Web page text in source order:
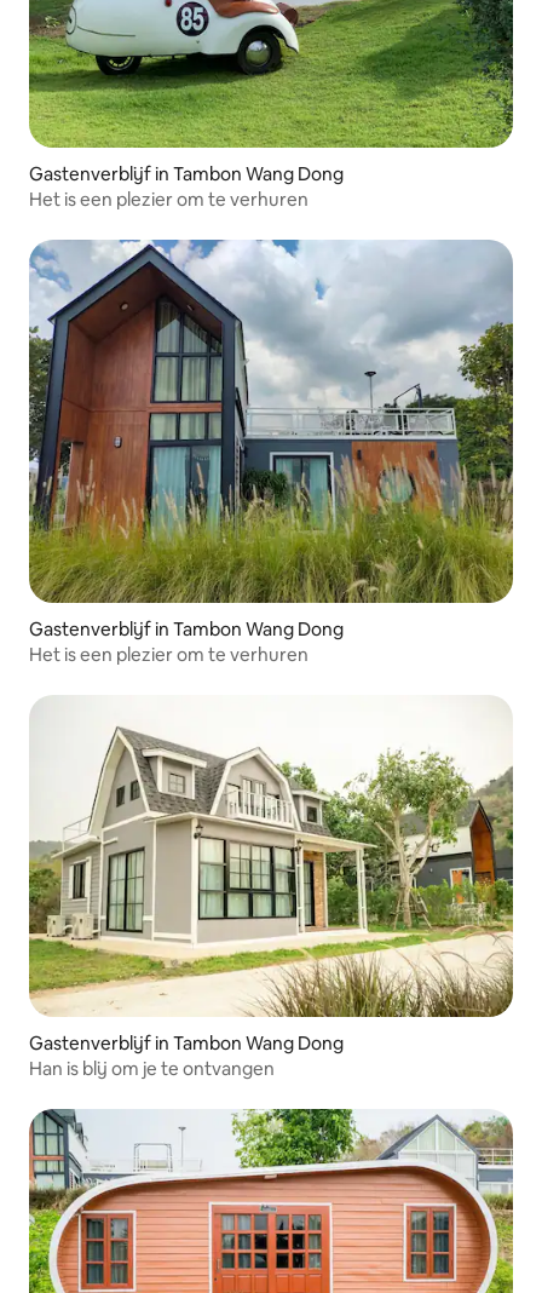
Gastenverblijf in Tambon Wang Dong
Het is een plezier om te verhuren
Gastenverblijf in Tambon Wang Dong
Het is een plezier om te verhuren
Gastenverblijf in Tambon Wang Dong
Han is blij om je te ontvangen